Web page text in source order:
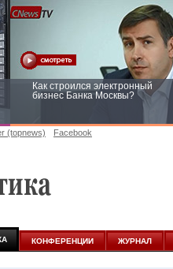
Как строился электронный
бизнес Банка Москвы?
(topnews) Facebook
КОНФЕРЕНЦИИ ЖУРНАЛ